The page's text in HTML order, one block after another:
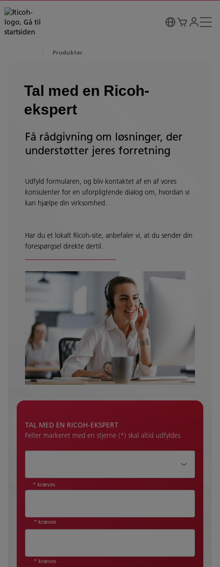
Produkter
Tal med en Ricoh-
ekspert
Få rådgivning om løsninger, der
understøtter jeres forretning
Udfyld formularen, og bliv kontaktet af en af vores
konsulenter for en uforpligtende dialog om, hvordan vi
kan hjælpe din virksomhed.
Har du et lokalt Ricoh-site, anbefaler vi, at du sender din
forespørgsel direkte dertil.
TAL MED EN RICOH-EKSPERT
Felter markeret med en stjerne (*) skal altid udfyldes.
* kræves
* kræves
* kræves